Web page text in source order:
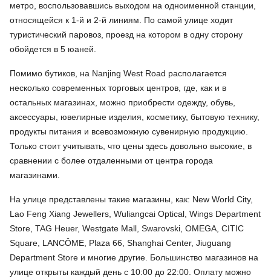
метро, воспользовавшись выходом на одноименной станции,
относящейся к 1-й и 2-й линиям. По самой улице ходит
туристический паровоз, проезд на котором в одну сторону
обойдется в 5 юаней.
Помимо бутиков, на Nanjing West Road располагается
несколько современных торговых центров, где, как и в
остальных магазинах, можно приобрести одежду, обувь,
аксессуары, ювелирные изделия, косметику, бытовую технику,
продукты питания и всевозможную сувенирную продукцию.
Только стоит учитывать, что цены здесь довольно высокие, в
сравнении с более отдаленными от центра города
магазинами.
На улице представлены такие магазины, как: New World City,
Lao Feng Xiang Jewellers, Wuliangcai Optical, Wings Department
Store, TAG Heuer, Westgate Mall, Swarovski, OMEGA, CITIC
Square, LANCÔME, Plaza 66, Shanghai Center, Jiuguang
Department Store и многие другие. Большинство магазинов на
улице открыты каждый день с 10:00 до 22:00. Оплату можно